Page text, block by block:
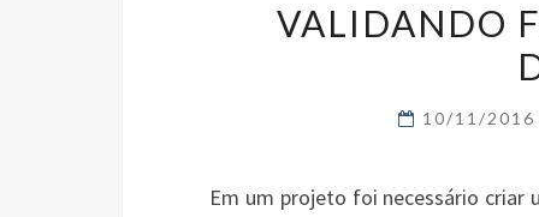
VALIDANDO
10/11/2016
Em um projeto foi necessário criar